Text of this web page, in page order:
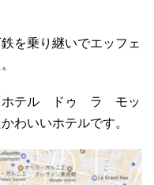
を乗り継いでエッフェ
ホテル ドゥ ラ モッ
わいいホテルです。